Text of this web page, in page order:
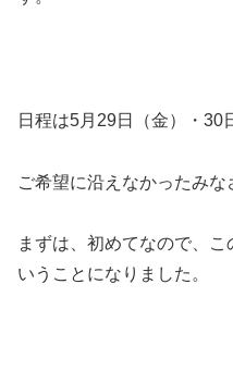
日程は5月29日（金）・30
ご希望に沿えなかったみな
まずは、初めてなので、
いうことになりました。